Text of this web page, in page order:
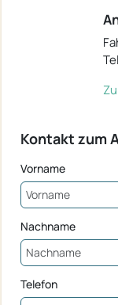
Kontakt zum
Vorname
Nachname
Telefon